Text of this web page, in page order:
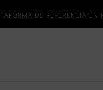
DE REFERENCIA EN